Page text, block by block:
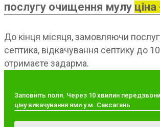
послугу очищення мулу
До кінця місяця, замовляючи
септика, відкачування септику до
отримаєте задарма.
Заповніть поля. Через 10 хвилин
ціну викачування ями у м. Саксагань